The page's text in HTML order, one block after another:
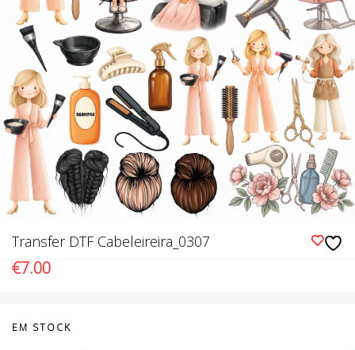
Transfer DTF Cabeleireira_0307
€7.00
EM STOCK